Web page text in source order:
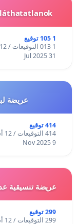
1 105 توقيع
1 013 التوقيعات / 12 أشهر
31 Jul 2025
عريضة
414 توقيع
414 التوقيعات / 12 أشهر
9 Nov 2025
عريضة تنسيقية
299 توقيع
299 التوقيعات / 12 أشهر